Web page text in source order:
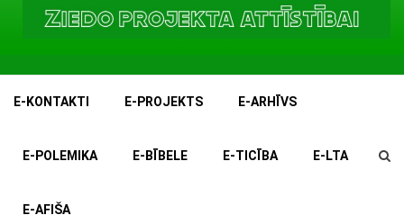
E-KONTAKTI E-PROJEKTS E-ARHĪVS
E-POLEMIKA E-BĪBELE E-TICĪBA E-LTA
E-AFIŠA